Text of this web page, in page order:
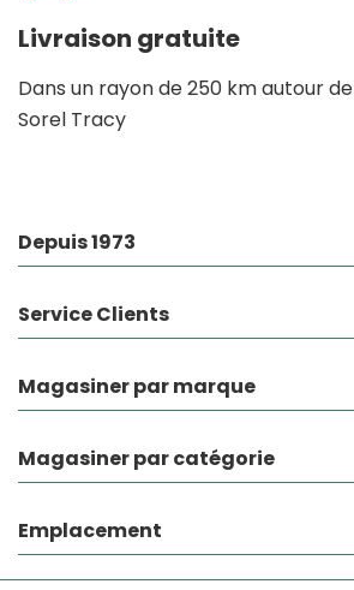
Livraison gratuite
Dans un rayon de 250 km autour de
Sorel Tracy
Depuis 1973
Service Clients
Magasiner par marque
Magasiner par catégorie
Emplacement